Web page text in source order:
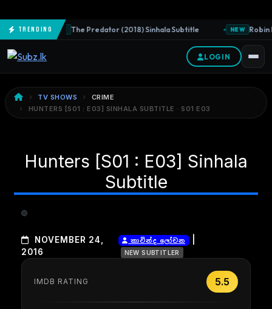
TrendingNEW The Predator (2018) Sinhala Subtitle NEW Robin
LOGIN
TV SHOWS
CRIME
HUNTERS [S01 : E03] SINHALA SUBTITLE · S01 E03
Hunters [S01 : E03] Sinhala
Subtitle
NOVEMBER 24,
2016
කාවින්ද ලෝචන |
NEW SUBTITLER
IMDB RATING 5.5